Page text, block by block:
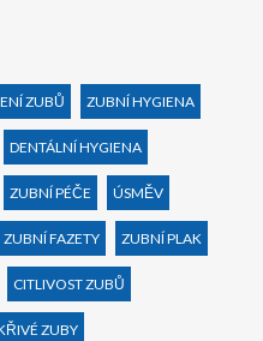
ZUBŮ ZUBNÍ HYGIENA
DENTÁLNÍ HYGIENA
ZUBNÍ PÉČE ÚSMĚV
ZUBNÍ FAZETY ZUBNÍ PLAK
CITLIVOST ZUBŮ
ZUBY